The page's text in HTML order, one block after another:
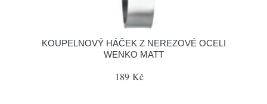
KOUPELNOVÝ HÁČEK Z NEREZOVÉ OCELI
WENKO MATT
189 Kč